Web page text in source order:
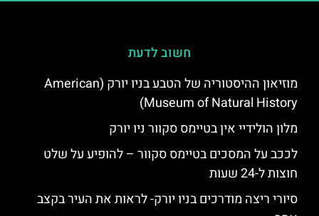
חשוב לדעת
מוזיאון ההיסטוריה של הטבע בניו יורק (American
Museum of Natural History)
מלון הולידיי אין בטיימס סקוור ניו יורק
לככב על המסכים בטיימס סקוור – להופיע על שלט
חוצות ל-24 שעות
סיורי ריצה מודרכים בניו יורק- לראות את העיר בקצב